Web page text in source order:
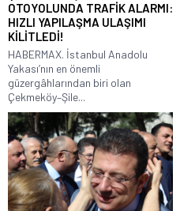
OTOYOLUNDA TRAFİK ALARMI:
HIZLI YAPILAŞMA ULAŞIMI
KİLİTLEDİ!
HABERMAX. İstanbul Anadolu
Yakası’nın en önemli
güzergâhlarından biri olan
Çekmeköy–Şile...